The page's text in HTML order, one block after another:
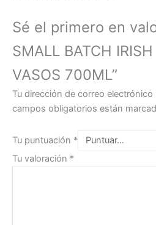
Sé el primero en
SMALL BATCH
VASOS 700ML”
Tu dirección de correo electrónico
campos obligatorios están
Tu puntuación *
Tu valoración *